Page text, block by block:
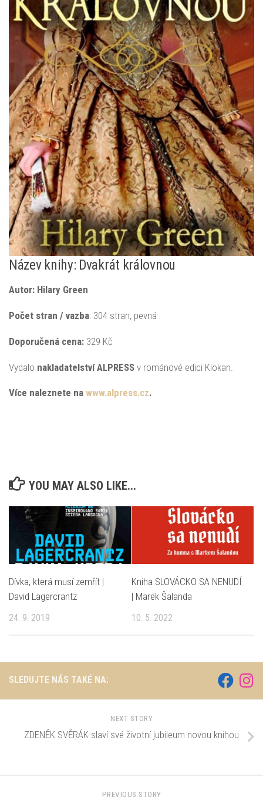
Název knihy: Dvakrát královnou
Autor: Hilary Green
Počet stran / vazba: 304 stran, pevná
Doporučená cena: 329 Kč
Vydalo nakladatelství ALPRESS v románové edici Klokan.
Více naleznete na www.alpress.cz.
YOU MAY ALSO LIKE...
Dívka, která musí zemřít |
David Lagercrantz
24. 9. 2019
Kniha SLOVÁCKO SA NENUDÍ
| Marek Šalanda
10. 5. 2022
SLEDUJTE NÁS TAKÉ NA:
NEXT STORY
ZDENĚK SVĚRÁK slaví své životní jubileum novou knihou
PREVIOUS STORY